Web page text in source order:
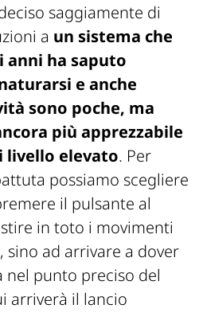
saggiamente di
a un sistema che
anni ha saputo
e anche
sono poche, ma
più apprezzabile
livello elevato. Per
possiamo scegliere
il pulsante al
in toto i movimenti
ad arrivare a dover
nel punto preciso del
arriverà il lancio